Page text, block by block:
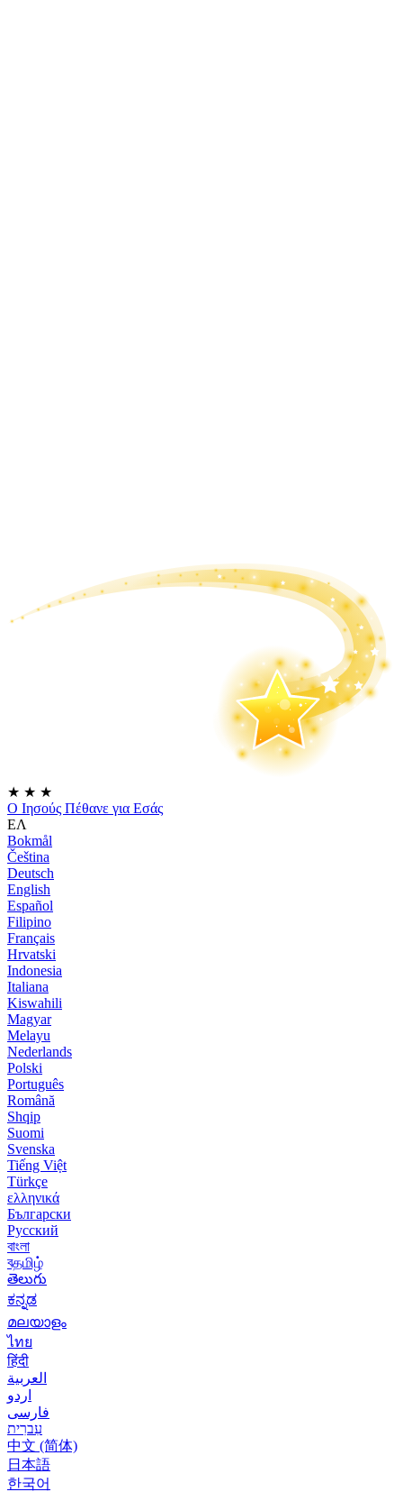
★ ★ ★
Ο Ιησούς Πέθανε για Εσάς
ΕΛ
Bokmål
Čeština
Deutsch
English
Español
Filipino
Français
Hrvatski
Indonesia
Italiana
Kiswahili
Magyar
Melayu
Nederlands
Polski
Português
Română
Shqip
Suomi
Svenska
Tiếng Việt
Türkçe
ελληνικά
Български
Русский
বাংলা
বதமிழ்
తెలుగు
ಕನ್ನಡ
മലയാളം
ไทย
हिंदी
العربية
اردو
فارسی
עִברִית
中文 (简体)
日本語
한국어